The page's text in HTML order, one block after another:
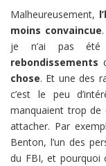
Malheureusement,
moins convaincue
je n’ai pas été
rebondissements
chose. Et une des
c’est le peu
manquaient trop de
attacher. Par
Benton, l’un des
du FBI, et pourquoi